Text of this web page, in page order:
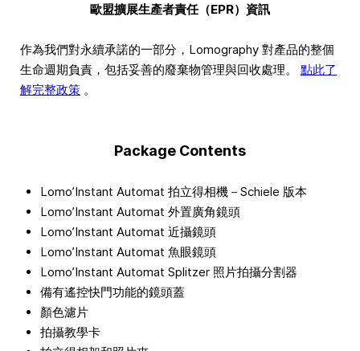
歐盟擴展生產者責任（EPR）資訊
作為我們對永續承諾的一部分，Lomography 對產品的整個
生命週期負責，包括妥善的廢棄物管理與回收處理。 點此了
解完整政策 。
Package Contents
Lomo’Instant Automat 拍立得相機－Schiele 版本
Lomo’Instant Automat 外置廣角鏡頭
Lomo’Instant Automat 近攝鏡頭
Lomo’Instant Automat 魚眼鏡頭
Lomo’Instant Automat Splitzer 照片拍攝分割器
備有遙控快門功能的鏡頭蓋
顏色濾片
拍攝教學卡